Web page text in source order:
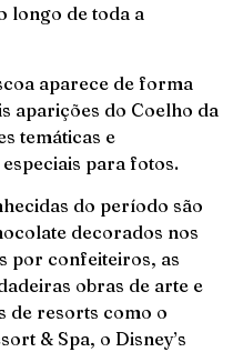
longo de toda a
aparece de forma
aparições do Coelho da
temáticas e
para fotos.
do período são
decorados nos
por confeiteiros, as
obras de arte e
de resorts como o
& Spa, o Disney’s